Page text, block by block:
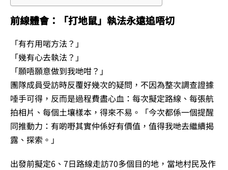
前線體會：「打地鼠」執法永遠追唔切
「有冇用啱方法？」
「幾有心去執法？」
「願唔願意做到我哋咁？」
團隊成員受訪時反覆好幾次的疑問，不因為整次調查證據
唾手可得，反而是過程費盡心血：每次擬定路線、每張航
拍相片、每個土壤樣本，得來不易。「今次都係一個提醒
同推動力：有啲嘢其實仲係好有價值，值得我哋去繼續揭
露、探索。」
出發前擬定6、7日路線走訪70多個目的地，當地村民及作